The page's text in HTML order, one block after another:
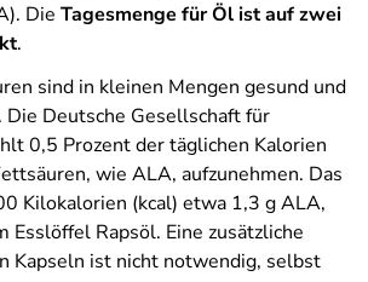
Die Tagesmenge für Öl ist auf zwei
.
sind in kleinen Mengen gesund und
Deutsche Gesellschaft für
0,5 Prozent der täglichen Kalorien
wie ALA, aufzunehmen. Das
Kilokalorien (kcal) etwa 1,3 g ALA,
Esslöffel Rapsöl. Eine zusätzliche
Kapseln ist nicht notwendig, selbst